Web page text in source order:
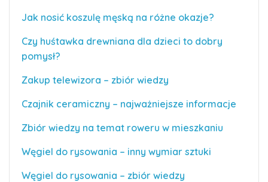
Jak nosić koszulę męską na różne okazje?
Czy huśtawka drewniana dla dzieci to dobry
pomysł?
Zakup telewizora – zbiór wiedzy
Czajnik ceramiczny – najważniejsze informacje
Zbiór wiedzy na temat roweru w mieszkaniu
Węgiel do rysowania – inny wymiar sztuki
Węgiel do rysowania – zbiór wiedzy